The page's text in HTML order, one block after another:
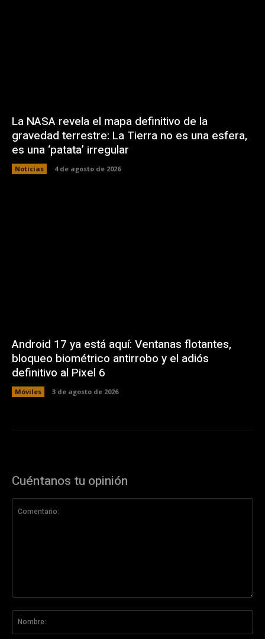
La NASA revela el mapa definitivo de la
gravedad terrestre: La Tierra no es una esfera,
es una ‘patata’ irregular
Noticias 4 de agosto de 2026
Android 17 ya está aquí: Ventanas flotantes,
bloqueo biométrico antirrobo y el adiós
definitivo al Pixel 6
Móviles 3 de agosto de 2026
Cuéntanos tu opinión